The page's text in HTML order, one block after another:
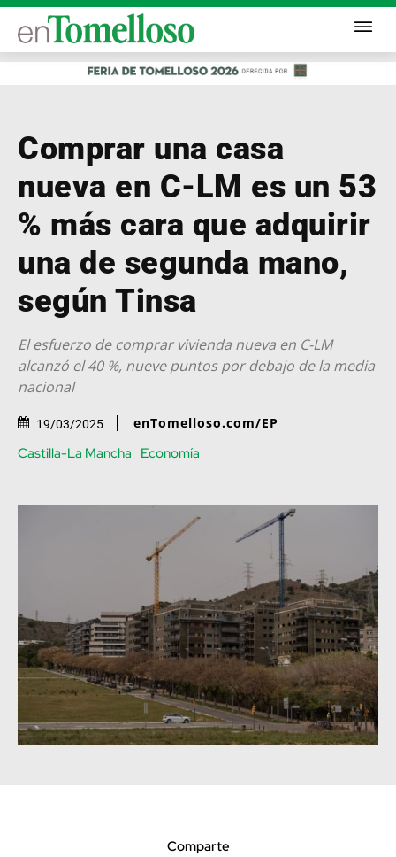
Comprar una casa
nueva en C-LM es un 53
% más cara que adquirir
una de segunda mano,
según Tinsa
El esfuerzo de comprar vivienda nueva en C-LM
alcanzó el 40 %, nueve puntos por debajo de la media
nacional
19/03/2025 enTomelloso.com/EP
Castilla-La Mancha Economía
Comparte